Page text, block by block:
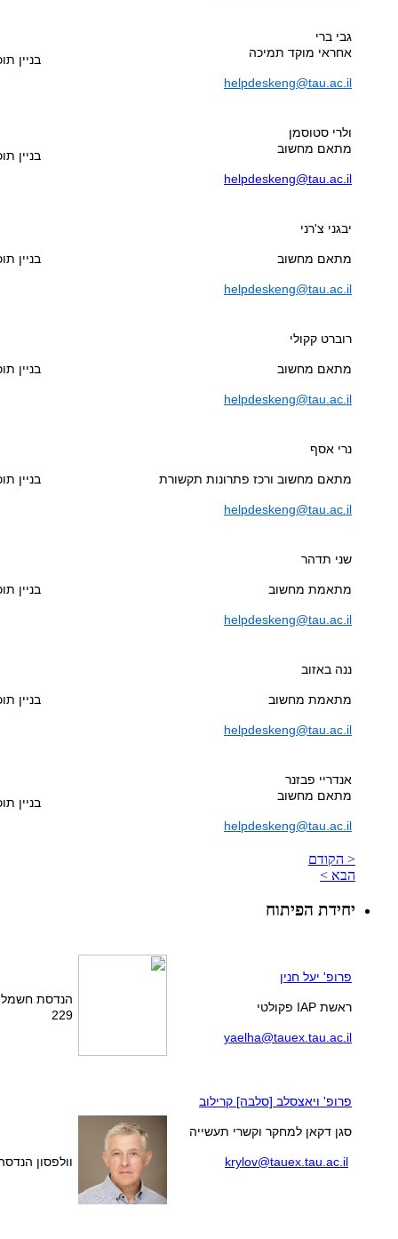
גבי ברי
אחראי מוקד תמיכה
helpdeskeng@tau.ac.il
בניין
ולרי סטוסמן
מתאם מחשוב
helpdeskeng@tau.ac.il
בניין
יבגני צ'רני
מתאם מחשוב
helpdeskeng@tau.ac.il
בניין
רוברט קקולי
מתאם מחשוב
helpdeskeng@tau.ac.il
בניין
נרי אסף
מתאם מחשוב ורכז פתרונות תקשורת
helpdeskeng@tau.ac.il
בניין
שני תדהר
מתאמת מחשוב
helpdeskeng@tau.ac.il
בניין
ננה באזוב
מתאמת מחשוב
helpdeskeng@tau.ac.il
בניין
אנדריי פבזנר
מתאם מחשוב
helpdeskeng@tau.ac.il
בניין
< הקודם
הבא >
יחידת הפיתוח
פרופ' יעל חנין
ראשת IAP פקולטי
yaelha@tauex.tau.ac.il
הנדסת
229
פרופ' ויאצסלב [סלבה] קרילוב
סגן דקאן למחקר וקשרי תעשייה
krylov@tauex.tau.ac.il וולפסון הנדסה,